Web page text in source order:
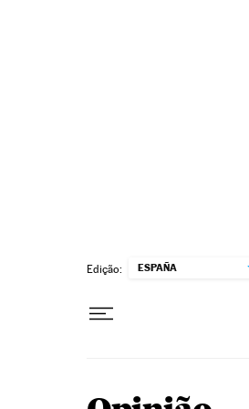
Edição: ESPAÑA